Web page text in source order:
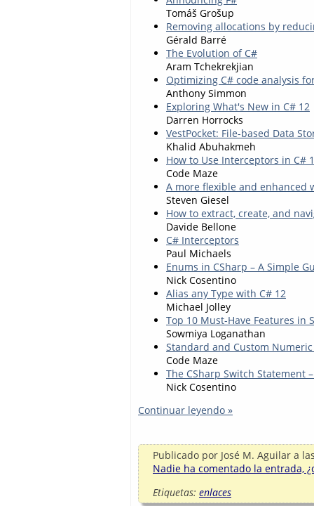
Tomáš Grošup
Removing allocations by
Gérald Barré
The Evolution of C#
Aram Tchekrekjian
Optimizing C# code analysis
Anthony Simmon
Exploring What's New in C# 12
Darren Horrocks
VestPocket: File-based Data
Khalid Abuhakmeh
How to Use Interceptors in C#
Code Maze
A more flexible and enhanced
Steven Giesel
How to extract, create, and
Davide Bellone
C# Interceptors
Paul Michaels
Enums in CSharp – A Simple
Nick Cosentino
Alias any Type with C# 12
Michael Jolley
Top 10 Must-Have Features in
Sowmiya Loganathan
Standard and Custom
Code Maze
The CSharp Switch Statement
Nick Cosentino
Continuar leyendo »
Publicado por José M. Aguilar a
Nadie ha comentado la entrada,
Etiquetas: enlaces